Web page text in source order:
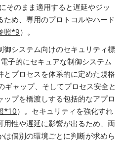
そのまま適用すると遅延やジッ
ため、専用のプロトコルやハード
照*9）。
御システム向けのセキュリティ標
子的にセキュアな制御システム
とプロセスを体系的に定めた規格
ギャップ、そしてプロセス安全と
プを橋渡しする包括的なアプロ
*10）。セキュリティを強化すれ
用性や遅延に影響が出るため、両
個別の環境ごとに判断が求めら